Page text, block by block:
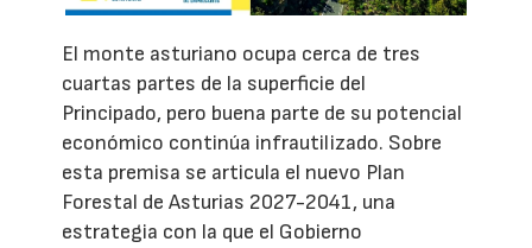
El monte asturiano ocupa cerca de tres
cuartas partes de la superficie del
Principado, pero buena parte de su potencial
económico continúa infrautilizado. Sobre
esta premisa se articula el nuevo Plan
Forestal de Asturias 2027-2041, una
estrategia con la que el Gobierno